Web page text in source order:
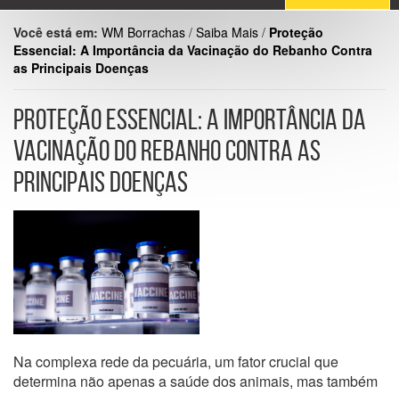
Você está em: WM Borrachas / Saiba Mais / Proteção
Essencial: A Importância da Vacinação do Rebanho Contra
as Principais Doenças
PROTEÇÃO ESSENCIAL: A IMPORTÂNCIA DA
VACINAÇÃO DO REBANHO CONTRA AS
PRINCIPAIS DOENÇAS
Na complexa rede da pecuária, um fator crucial que
determina não apenas a saúde dos animais, mas também